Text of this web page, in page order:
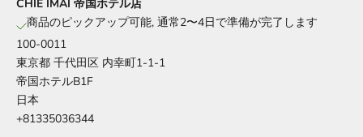
CHIE IMAI 帝国ホテル店
商品のピックアップ可能, 通常2〜4日で準備が完了します
100-0011
東京都 千代田区 内幸町1-1-1
帝国ホテルB1F
日本
+81335036344